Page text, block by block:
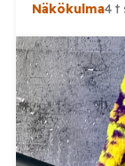
karkuun. On
lähtemisen,
ylimitoitettua
hengen.
poliisi ajaa
Näkökulma4 t